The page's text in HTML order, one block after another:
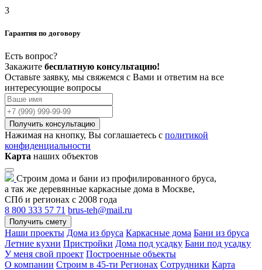
3
Гарантия по договору
Есть вопрос?
Закажите бесплатную консультацию!
Оставьте заявку, мы свяжемся с Вами и ответим на все
интересующие вопросы
Получить консультацию
Нажимая на кнопку, Вы соглашаетесь с политикой
конфиденциальности
Карта наших объектов
Строим дома и бани из профилированного бруса,
а так же деревянные каркасные дома в Москве,
СПб и регионах с 2008 года
8 800 333 57 71 brus-teh@mail.ru
Получить смету
Наши проекты Дома из бруса Каркасные дома Бани из бруса
Летние кухни Пристройки Дома под усадку Бани под усадку
У меня свой проект Построенные объекты
О компании Строим в 45-ти Регионах Сотрудники Карта